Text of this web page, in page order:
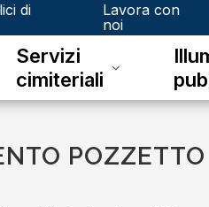
di
Lavora con
noi
Servizi
cimiteriali